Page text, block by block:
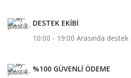
DESTEK EKİBİ
10:00 - 19:00 Arasında
%100 GÜVENLİ ÖDEME